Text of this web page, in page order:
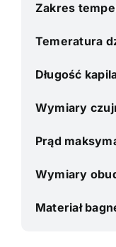
Zakres
Temeratura
Długość
Wymiary
Prąd
Wymiary
Materiał